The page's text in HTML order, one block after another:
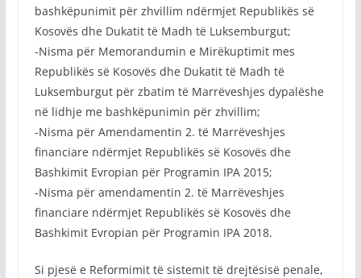
bashkëpunimit për zhvillim ndërmjet Republikës së
Kosovës dhe Dukatit të Madh të Luksemburgut;
-Nisma për Memorandumin e Mirëkuptimit mes
Republikës së Kosovës dhe Dukatit të Madh të
Luksemburgut për zbatim të Marrëveshjes dypalëshe
në lidhje me bashkëpunimin për zhvillim;
-Nisma për Amendamentin 2. të Marrëveshjes
financiare ndërmjet Republikës së Kosovës dhe
Bashkimit Evropian për Programin IPA 2015;
-Nisma për amendamentin 2. të Marrëveshjes
financiare ndërmjet Republikës së Kosovës dhe
Bashkimit Evropian për Programin IPA 2018.
Si pjesë e Reformimit të sistemit të drejtësisë penale,